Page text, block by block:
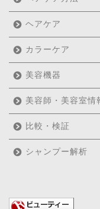
ヘアケア
カラーケア
美容機器
美容師・美容室情
比較・検証
シャンプー解析